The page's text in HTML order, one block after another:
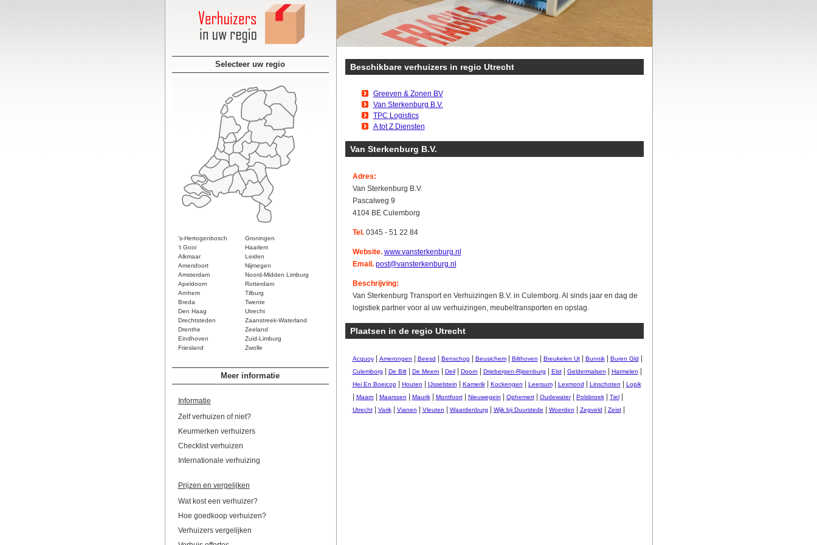
Selecteer uw regio
's-Hertogenbosch
Groningen
't Gooi
Haarlem
Alkmaar
Leiden
Amersfoort
Nijmegen
Amsterdam
Noord-Midden Limburg
Apeldoorn
Rotterdam
Arnhem
Tilburg
Breda
Twente
Den Haag
Utrecht
Drechtsteden
Zaanstreek-Waterland
Drenthe
Zeeland
Eindhoven
Zuid-Limburg
Friesland
Zwolle
Meer informatie
Informatie
Zelf verhuizen of niet?
Keurmerken verhuizers
Checklist verhuizen
Internationale verhuizing
Prijzen en vergelijken
Wat kost een verhuizer?
Hoe goedkoop verhuizen?
Verhuizers vergelijken
Beschikbare verhuizers in regio Utrecht
Greeven & Zonen BV
Van Sterkenburg B.V.
TPC Logistics
A tot Z Diensten
Van Sterkenburg B.V.
Adres:
Van Sterkenburg B.V.
Pascalweg 9
4104 BE Culemborg
Tel.0345 - 51 22 84
Website. www.vansterkenburg.nl
Email. post@vansterkenburg.nl
Beschrijving:
Van Sterkenburg Transport en Verhuizingen B.V. in Culemborg. Al sinds jaar en dag de
logistiek partner voor al uw verhuizingen, meubeltransporten en opslag.
Plaatsen in de regio Utrecht
Acquoy| Amerongen Beesd Benschop| Beusichem| Bilthoven Breukelen Ut| Bunnik| Buren Gld
Culemborg De Bilt| De Meern Deil| Doorn Driebergen-Rijsenburg Elst| Geldermalsen Harmelen
Hei En Boeicop| Houten IJsselstein Kamerik| Kockengen Leersum| Lexmond Linschoten Lopik
Maarn Maarssen Maurik| Montfoort| Nieuwegein Ophemert| Oudewater| Polsbroek| Tiel|
Utrecht| Varik| Vianen Vleuten Waardenburg Wijk bij Duurstede Woerden Zegveld Zeist|